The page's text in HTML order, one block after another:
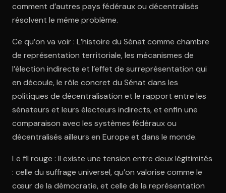
comment d’autres pays fédéraux ou décentralisés
résolvent le même problème.
Ce qu’on va voir : L’histoire du Sénat comme chambre
de représentation territoriale, les mécanismes de
l’élection indirecte et l’effet de surreprésentation qui
en découle, le rôle concret du Sénat dans les
politiques de décentralisation et le rapport entre les
sénateurs et leurs électeurs indirects, et enfin une
comparaison avec les systèmes fédéraux ou
décentralisés ailleurs en Europe et dans le monde.
Le fil rouge : Il existe une tension entre deux légitimités
: celle du suffrage universel, qu’on valorise comme le
cœur de la démocratie, et celle de la représentation